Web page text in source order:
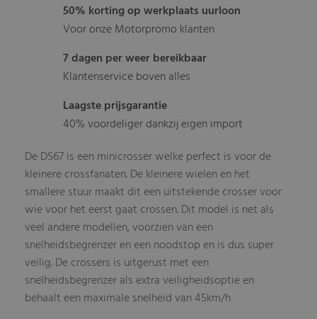
50% korting op werkplaats uurloon
Voor onze Motorpromo klanten
7 dagen per weer bereikbaar
Klantenservice boven alles
Laagste prijsgarantie
40% voordeliger dankzij eigen import
De DS67 is een minicrosser welke perfect is voor de
kleinere crossfanaten. De kleinere wielen en het
smallere stuur maakt dit een uitstekende crosser voor
wie voor het eerst gaat crossen. Dit model is net als
veel andere modellen, voorzien van een
snelheidsbegrenzer en een noodstop en is dus super
veilig. De crossers is uitgerust met een
snelheidsbegrenzer als extra veiligheidsoptie en
behaalt een maximale snelheid van 45km/h